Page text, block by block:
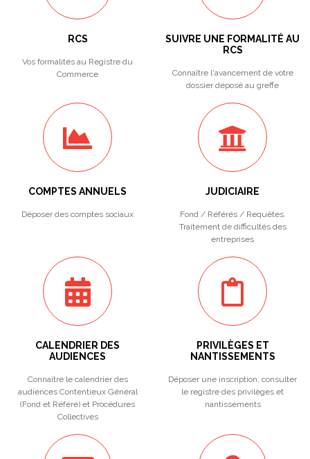
RCS
Vos formalités au Registre du
Commerce
SUIVRE UNE FORMALITÉ AU
RCS
Connaître l'avancement de votre
dossier déposé au greffe
COMPTES ANNUELS
Déposer des comptes sociaux
JUDICIAIRE
Fond / Référés / Requêtes.
Traitement de difficultés des
entreprises
CALENDRIER DES
AUDIENCES
Connaître le calendrier des
audiences Contentieux Général
(Fond et Référé) et Procédures
Collectives
PRIVILÈGES ET
NANTISSEMENTS
Déposer une inscription, consulter
le registre des privilèges et
nantissements